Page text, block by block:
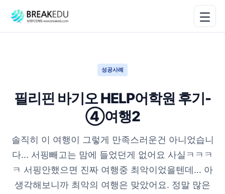
성공사례
필리핀 바기오 HELP어학원 후기-
④여행2
솔직히 이 여행이 그렇게 만족스러운건 아니었습니
다... 서핑빼고는 맘에 들었던게 없어요 사실ㅋㅋㅋ
ㅋ 서핑안했으면 진짜 여행중 최악이었을텐데... 아
생각해보니까 최악의 여행은 맞았어요. 정말 많은